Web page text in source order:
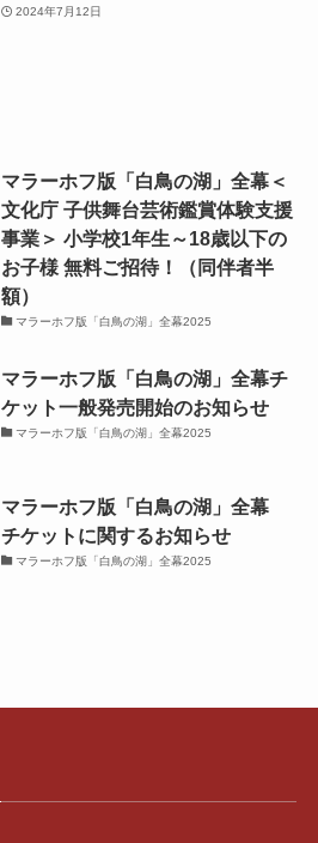
2024年7月12日
マラーホフ版「白鳥の湖」全幕＜
文化庁 子供舞台芸術鑑賞体験支援
事業＞ 小学校1年生～18歳以下の
お子様 無料ご招待！（同伴者半
額）
マラーホフ版「白鳥の湖」全幕2025
マラーホフ版「白鳥の湖」全幕チ
ケット一般発売開始のお知らせ
マラーホフ版「白鳥の湖」全幕2025
マラーホフ版「白鳥の湖」全幕
チケットに関するお知らせ
マラーホフ版「白鳥の湖」全幕2025